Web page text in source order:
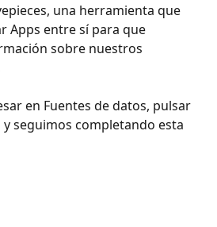
una herramienta que
Apps entre sí para que
sobre nuestros
en Fuentes de datos, pulsar
seguimos completando esta